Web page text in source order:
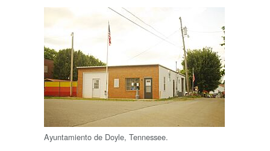
Ayuntamiento de Doyle, Tennessee.